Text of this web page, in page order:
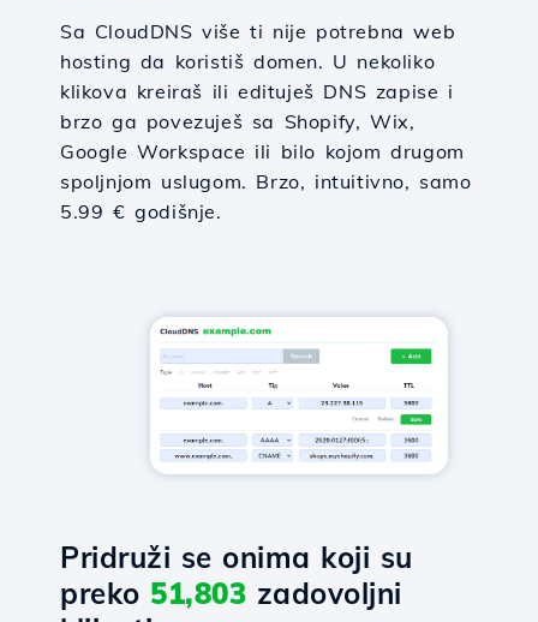
Sa CloudDNS više ti nije potrebna web
hosting da koristiš domen. U nekoliko
klikova kreiraš ili edituješ DNS zapise i
brzo ga povezuješ sa Shopify, Wix,
Google Workspace ili bilo kojom drugom
spoljnjom uslugom. Brzo, intuitivno, samo
5.99 € godišnje.
Pridruži se onima koji su
preko 51,803 zadovoljni